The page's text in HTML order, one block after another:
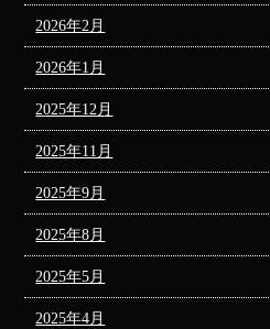
2026年2月
2026年1月
2025年12月
2025年11月
2025年9月
2025年8月
2025年5月
2025年4月